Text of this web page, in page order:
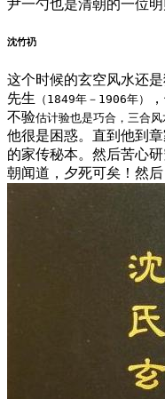
尹一勺也是清朝的一位
沈竹礽
这个时候的玄空风水还
先生 （1849年－1906年）
不验估计验也是巧合，三合
他很是困惑。直到他到
的家传秘本。然后苦心
朝闻道，夕死可矣！然